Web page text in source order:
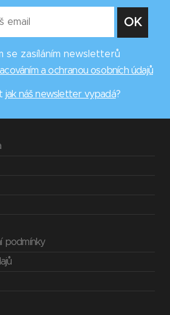
se zasíláním newsletterů
a ochranou osobních údajů
jak náš newsletter vypadá?
podmínky